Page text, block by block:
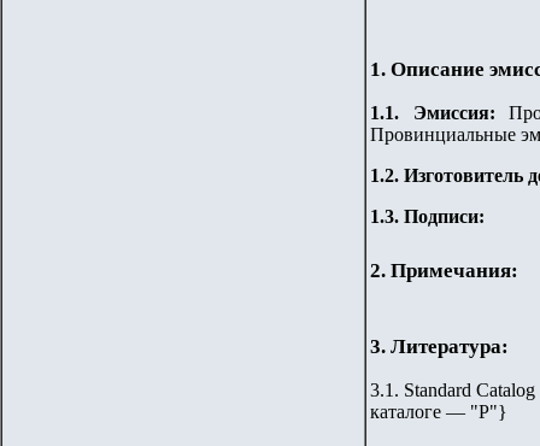
1. Описание
1.1. Эмиссия:
Провинциальные
1.2. Изготовитель
1.3. Подписи:
2. Примечания:
3. Литература:
3.1. Standard
каталоге — "Р"}